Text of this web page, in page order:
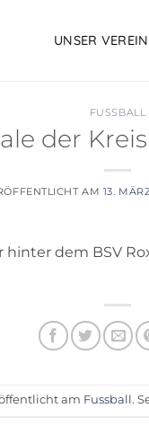
UNSER VEREIN
FUSSBALL
der
AM 13.
dem BSV
am Fussball .